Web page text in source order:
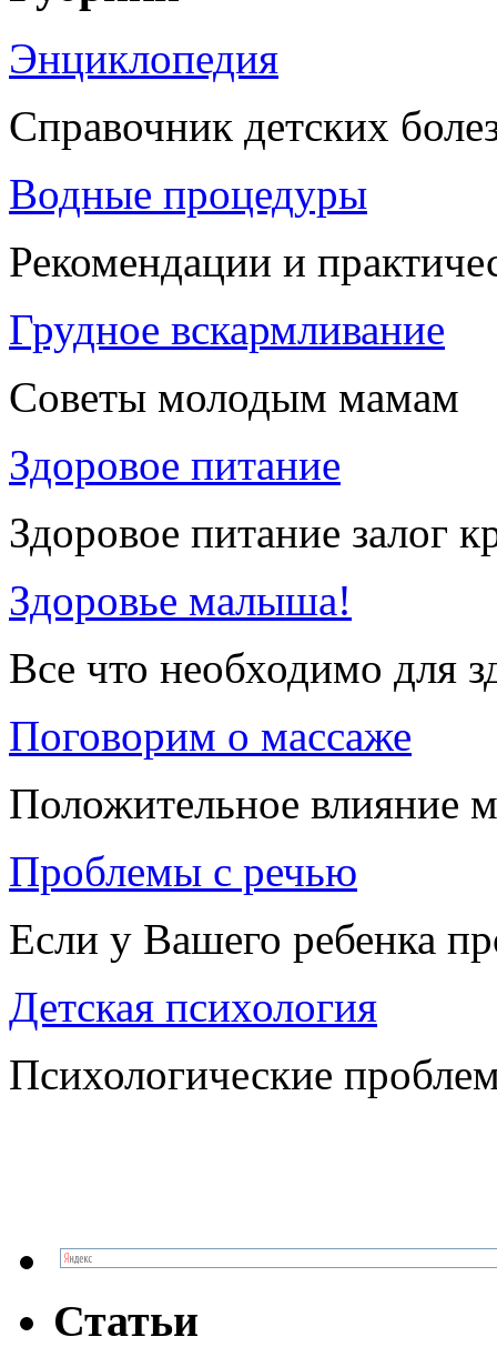
Энциклопедия
Справочник детских
Водные процедуры
Рекомендации и
Грудное вскармливание
Советы молодым мамам
Здоровое питание
Здоровое питание залог
Здоровье малыша!
Все что необходимо для
Поговорим о массаже
Положительное влияние
Проблемы с речью
Если у Вашего ребенка
Детская психология
Психологические
Статьи